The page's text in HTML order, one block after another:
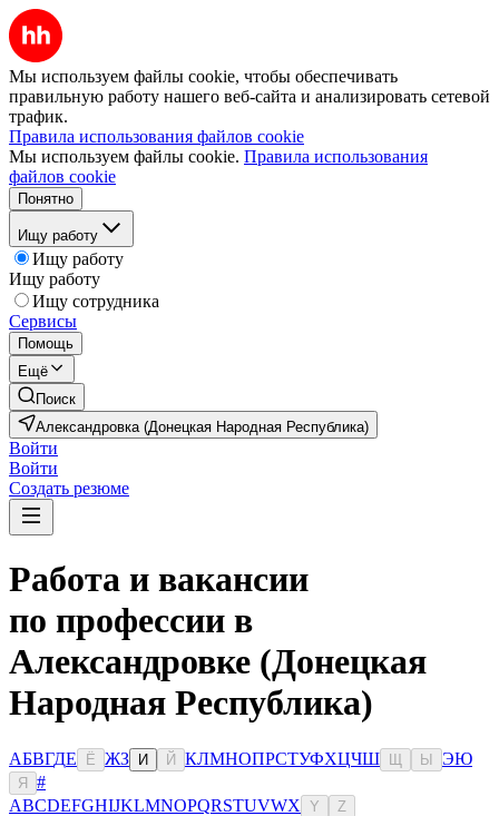
Мы используем файлы cookie, чтобы обеспечивать
правильную работу нашего веб-сайта и анализировать сетевой
трафик.
Правила использования файлов cookie
Мы используем файлы cookie. Правила использования
файлов cookie
Понятно
Ищу работу
Ищу работу
Ищу работу
Ищу сотрудника
Сервисы
Помощь
Ещё
Поиск
Александровка (Донецкая Народная Республика)
Войти
Войти
Создать резюме
Работа и вакансии
по профессии в
Александровке (Донецкая
Народная Республика)
АБВГДЕ Ё ЖЗ И Й КЛМНОПРСТУФХЦЧШ Ы ЭЮ
Я
#
ABCDEFGHIJKLMNOPQRSTUVWX Y Z